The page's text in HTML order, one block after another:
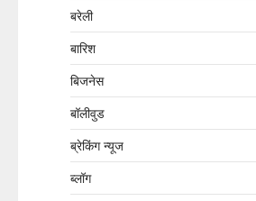
बरेली
बारिश
बिजनेस
बॉलीवुड
ब्रेकिंग न्यूज
ब्लॉग